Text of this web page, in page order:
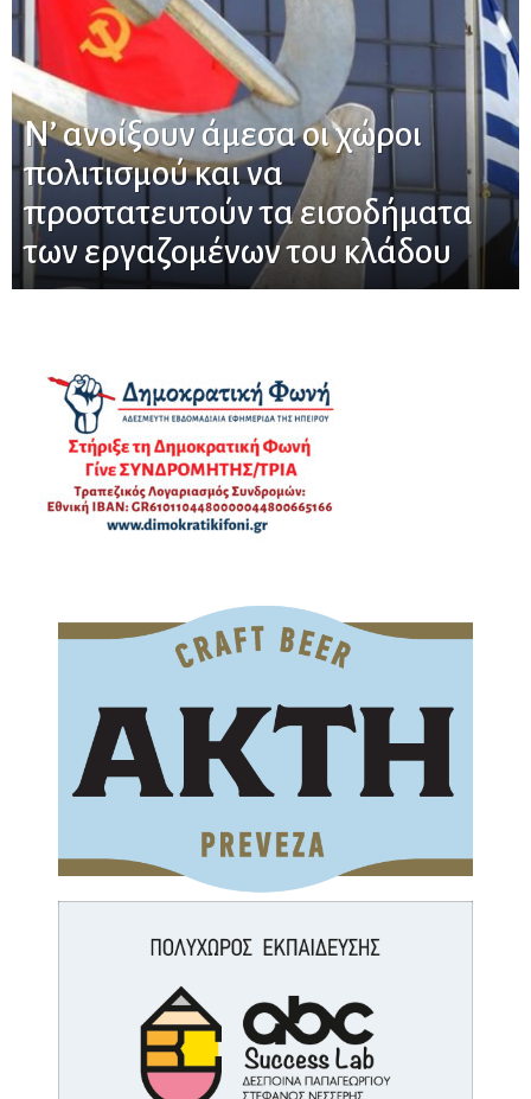
Ν’ ανοίξουν άμεσα οι χώροι
πολιτισμού και να
προστατευτούν τα εισοδήματα
των εργαζομένων του κλάδου